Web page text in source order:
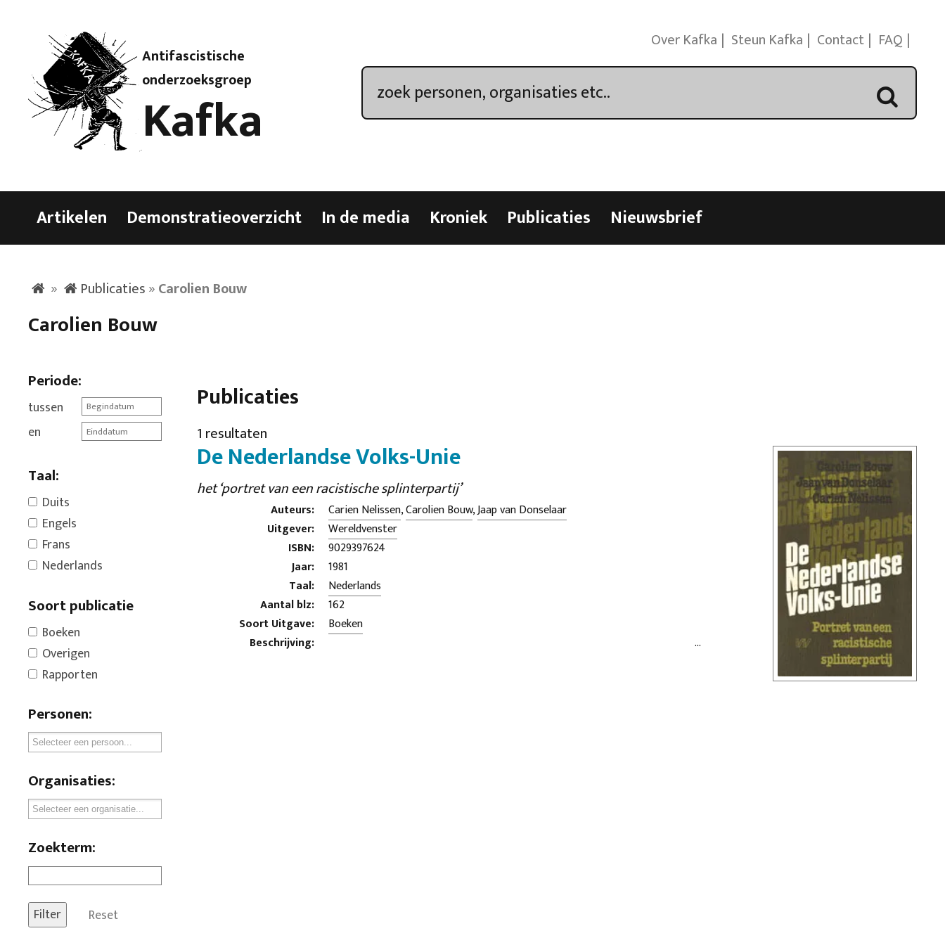
Antifascistische
onderzoeksgroep
Kafka
Over Kafka Steun Kafka Contact FAQ
Artikelen Demonstratieoverzicht In de media Kroniek Publicaties Nieuwsbrief
» Publicaties»Carolien Bouw
Carolien Bouw
Periode:
tussen
en
Taal:
Duits
Engels
Frans
Nederlands
Soort publicatie
Boeken
Overigen
Rapporten
Personen:
Organisaties:
Zoekterm:
Reset
Publicaties
1 resultaten
De Nederlandse Volks-Unie
het ‘portret van een racistische splinterpartij’
Auteurs: Carien Nelissen,Carolien Bouw,Jaap van Donselaar
Uitgever:
Wereldvenster
ISBN:
9029397624
Jaar:
1981
Taal:
Nederlands
Aantal blz:
162
Soort Uitgave:
Boeken
Beschrijving: